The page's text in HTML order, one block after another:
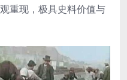
重现，极具史料价值与